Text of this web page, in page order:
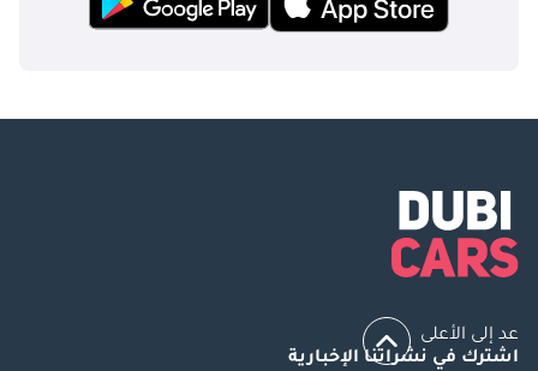
عد إلى الأعلى
اشترك في نشراتنا الإخبارية